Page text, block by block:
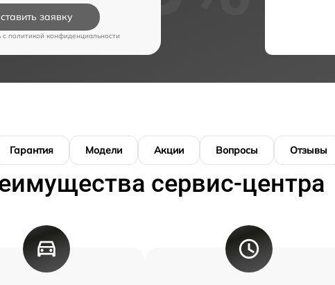
заявку
c политикой конфиденциальности
Гарантия Модели Акции Вопросы Отзывы
сервис-центра